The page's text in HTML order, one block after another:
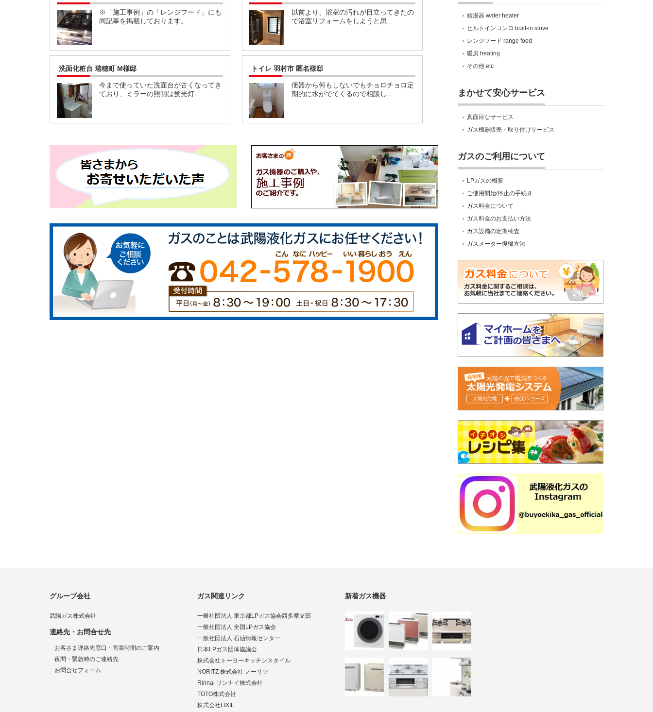
※「施工事例」の「レンジフード」にも
同記事を掲載しております。
以前より、浴室の汚れが目立ってきたの
で浴室リフォームをしようと思...
洗面化粧台 瑞穂町 M様邸
今まで使っていた洗面台が古くなってき
ており、ミラーの照明は蛍光灯...
トイレ 羽村市 匿名様邸
便器から何もしないでもチョロチョロ定
期的に水がでてくるので相談し...
給湯器 water heater
ビルトインコンロ built-in stove
レンジフード range food
暖房 heating
その他 etc
まかせて安心サービス
真面目なサービス
ガス機器販売・取り付けサービス
ガスのご利用について
LPガスの概要
ご使用開始/停止の手続き
ガス料金について
ガス料金のお支払い方法
ガス設備の定期検査
ガスメーター復帰方法
グループ会社
武陽ガス株式会社
連絡先・お問合せ先
お客さま連絡先窓口・営業時間のご案内
夜間・緊急時のご連絡先
お問合せフォーム
ガス関連リンク
一般社団法人 東京都LPガス協会西多摩支部
一般社団法人 全国LPガス協会
一般社団法人 石油情報センター
日本LPガス団体協議会
株式会社トーヨーキッチンスタイル
NORITZ 株式会社 ノーリツ
Rinnai リンナイ株式会社
TOTO株式会社
株式会社LIXIL
新着ガス機器